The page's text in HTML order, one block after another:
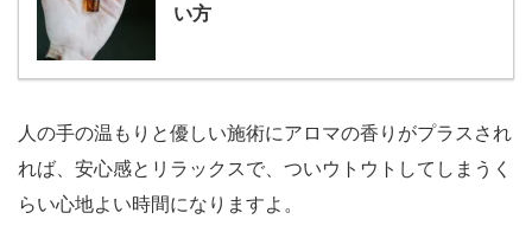
い方
人の手の温もりと優しい施術にアロマの香りがプラスされ
れば、安心感とリラックスで、ついウトウトしてしまうく
らい心地よい時間になりますよ。